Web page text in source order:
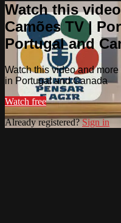
Watch this
Camões TV |
Portugal and
Watch this video and
in Portugal and Canada
Watch free
Already registered?Sign in